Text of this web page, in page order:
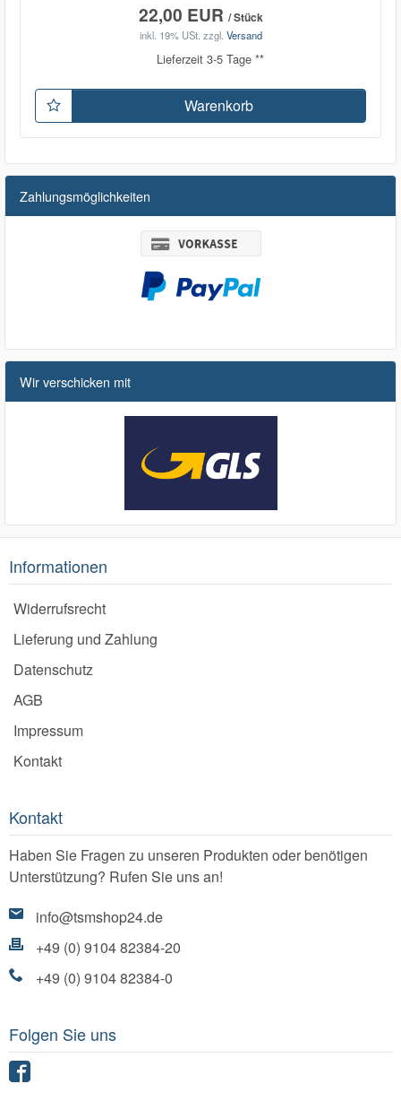
22,00 EUR / Stück
inkl. 19% USt. zzgl. Versand
Lieferzeit 3-5 Tage **
Warenkorb
Zahlungsmöglichkeiten
Wir verschicken mit
Informationen
Widerrufsrecht
Lieferung und Zahlung
Datenschutz
AGB
Impressum
Kontakt
Kontakt
Haben Sie Fragen zu unseren Produkten oder benötigen
Unterstützung? Rufen Sie uns an!
info@tsmshop24.de
+49 (0) 9104 82384-20
+49 (0) 9104 82384-0
Folgen Sie uns